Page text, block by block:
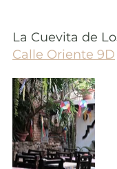
La Cuevita de
Calle Oriente 9D